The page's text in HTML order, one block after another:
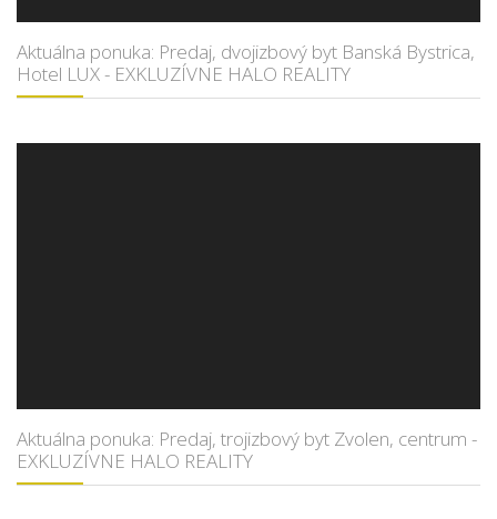
Aktuálna ponuka: Predaj, dvojizbový byt Banská Bystrica,
Hotel LUX - EXKLUZÍVNE HALO REALITY
Aktuálna ponuka: Predaj, trojizbový byt Zvolen, centrum -
EXKLUZÍVNE HALO REALITY